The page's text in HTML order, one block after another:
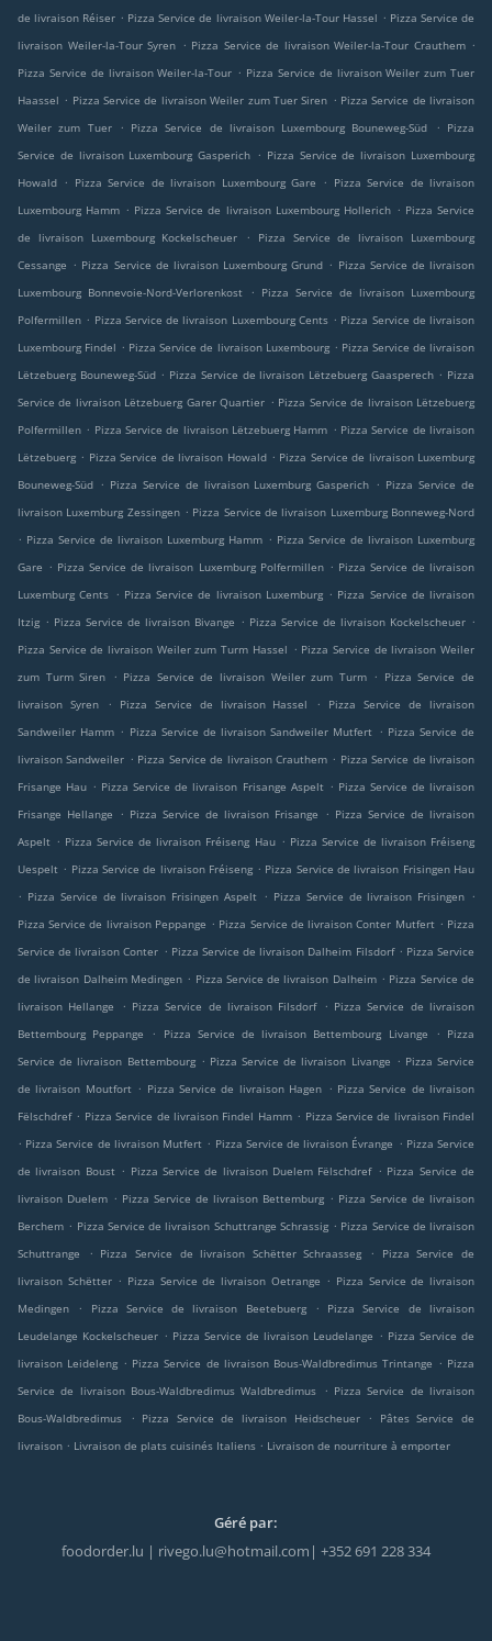
de livraison Réiser . Pizza Service de livraison Weiler-la-Tour Hassel . Pizza Service de
livraison Weiler-la-Tour Syren . Pizza Service de livraison Weiler-la-Tour Crauthem .
Pizza Service de livraison Weiler-la-Tour . Pizza Service de livraison Weiler zum Tuer
Haassel . Pizza Service de livraison Weiler zum Tuer Siren . Pizza Service de livraison
Weiler zum Tuer
. Pizza Service de livraison Luxembourg Bouneweg-Süd . Pizza
Service de livraison Luxembourg Gasperich . Pizza Service de livraison Luxembourg
Howald . Pizza Service de livraison Luxembourg Gare . Pizza Service de livraison
Luxembourg Hamm . Pizza Service de livraison Luxembourg Hollerich . Pizza Service
de livraison Luxembourg Kockelscheuer
.
Pizza Service de livraison Luxembourg
Cessange . Pizza Service de livraison Luxembourg Grund . Pizza Service de livraison
Luxembourg Bonnevoie-Nord-Verlorenkost
. Pizza Service de livraison Luxembourg
Polfermillen . Pizza Service de livraison Luxembourg Cents . Pizza Service de livraison
Luxembourg Findel . Pizza Service de livraison Luxembourg . Pizza Service de livraison
Lëtzebuerg Bouneweg-Süd . Pizza Service de livraison Lëtzebuerg Gaasperech . Pizza
Service de livraison Lëtzebuerg Garer Quartier . Pizza Service de livraison Lëtzebuerg
Polfermillen . Pizza Service de livraison Lëtzebuerg Hamm . Pizza Service de livraison
Lëtzebuerg . Pizza Service de livraison Howald . Pizza Service de livraison Luxemburg
Bouneweg-Süd . Pizza Service de livraison Luxemburg Gasperich . Pizza Service de
livraison Luxemburg Zessingen . Pizza Service de livraison Luxemburg Bonneweg-Nord
. Pizza Service de livraison Luxemburg Hamm . Pizza Service de livraison Luxemburg
Gare . Pizza Service de livraison Luxemburg Polfermillen . Pizza Service de livraison
Luxemburg Cents . Pizza Service de livraison Luxemburg . Pizza Service de livraison
Itzig . Pizza Service de livraison Bivange . Pizza Service de livraison Kockelscheuer .
Pizza Service de livraison Weiler zum Turm Hassel . Pizza Service de livraison Weiler
zum Turm Siren
. Pizza Service de livraison Weiler zum Turm . Pizza Service de
livraison Syren
. Pizza Service de livraison Hassel .
Pizza Service de livraison
Sandweiler Hamm . Pizza Service de livraison Sandweiler Mutfert . Pizza Service de
livraison Sandweiler . Pizza Service de livraison Crauthem . Pizza Service de livraison
Frisange Hau . Pizza Service de livraison Frisange Aspelt . Pizza Service de livraison
Frisange Hellange
. Pizza Service de livraison Frisange . Pizza Service de livraison
Aspelt . Pizza Service de livraison Fréiseng Hau . Pizza Service de livraison Fréiseng
Uespelt . Pizza Service de livraison Fréiseng . Pizza Service de livraison Frisingen Hau
. Pizza Service de livraison Frisingen Aspelt . Pizza Service de livraison Frisingen .
Pizza Service de livraison Peppange . Pizza Service de livraison Conter Mutfert . Pizza
Service de livraison Conter . Pizza Service de livraison Dalheim Filsdorf . Pizza Service
de livraison Dalheim Medingen . Pizza Service de livraison Dalheim . Pizza Service de
livraison Hellange
. Pizza Service de livraison Filsdorf . Pizza Service de livraison
Bettembourg Peppange
. Pizza Service de livraison Bettembourg Livange . Pizza
Service de livraison Bettembourg . Pizza Service de livraison Livange . Pizza Service
de livraison Moutfort . Pizza Service de livraison Hagen . Pizza Service de livraison
Fëlschdref . Pizza Service de livraison Findel Hamm . Pizza Service de livraison Findel
. Pizza Service de livraison Mutfert . Pizza Service de livraison Évrange . Pizza Service
de livraison Boust . Pizza Service de livraison Duelem Fëlschdref . Pizza Service de
livraison Duelem . Pizza Service de livraison Bettemburg . Pizza Service de livraison
Berchem . Pizza Service de livraison Schuttrange Schrassig . Pizza Service de livraison
Schuttrange
. Pizza Service de livraison Schëtter Schraasseg .
Pizza Service de
livraison Schëtter . Pizza Service de livraison Oetrange . Pizza Service de livraison
Medingen
. Pizza Service de livraison Beetebuerg .
Pizza Service de livraison
Leudelange Kockelscheuer . Pizza Service de livraison Leudelange . Pizza Service de
livraison Leideleng . Pizza Service de livraison Bous-Waldbredimus Trintange . Pizza
Service de livraison Bous-Waldbredimus Waldbredimus
. Pizza Service de livraison
Bous-Waldbredimus
. Pizza Service de livraison Heidscheuer .
Pâtes Service de
livraison . Livraison de plats cuisinés Italiens . Livraison de nourriture à emporter
Géré par:
foodorder.lu | rivego.lu@hotmail.com| +352 691 228 334